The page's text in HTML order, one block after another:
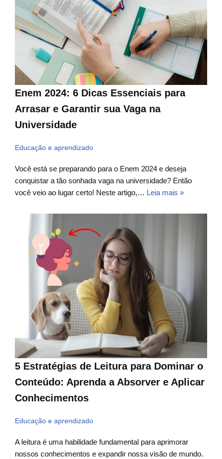
Enem 2024: 6 Dicas Essenciais para
Arrasar e Garantir sua Vaga na
Universidade
Educação e aprendizado
Você está se preparando para o Enem 2024 e deseja
conquistar a tão sonhada vaga na universidade? Então
você veio ao lugar certo! Neste artigo,… Leia mais »
5 Estratégias de Leitura para Dominar o
Conteúdo: Aprenda a Absorver e Aplicar
Conhecimentos
Educação e aprendizado
A leitura é uma habilidade fundamental para aprimorar
nossos conhecimentos e expandir nossa visão de mundo.